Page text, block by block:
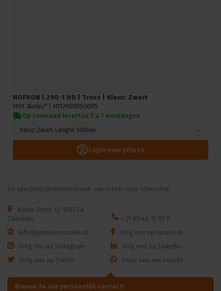
HOFKON | 290-1 HD | Truss | Kleur: Zwart
HOF Alutec* |
H112901050095
Op voorraad levertijd 5 a 7 werkdagen
Kleur: Zwart, Lengte: 500mm
Login voor prijzen
Dé specialist podiumtechniek; van schets naar uitvoering
Kleine Tocht 32 1507 CA
Zaandam
+ 31 85 40 15 92 9
info@podiumtechniek.nl
Volg ons op Facebook
Volg ons op Instagram
Volg ons op Linkedin
Volg ons op Twitter
Stuur ons een bericht
Binnen 24 uur persoonlijk contact!